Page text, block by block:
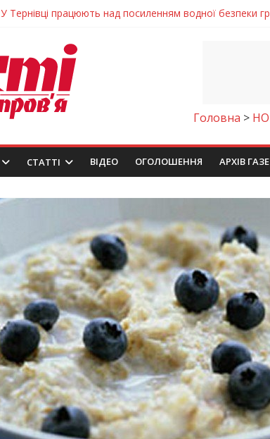
У Тернівці працюють над посиленням водної безпеки
На Дніпропетровщині різко зросла кількість пожеж в
Світлові рішення майстрів із Дніпра визнали найкращими
На Дніпропетровщині ліквідовують аварію на
Головна >
СТАТТІ ВIДЕО ОГОЛОШЕННЯ АРХІВ